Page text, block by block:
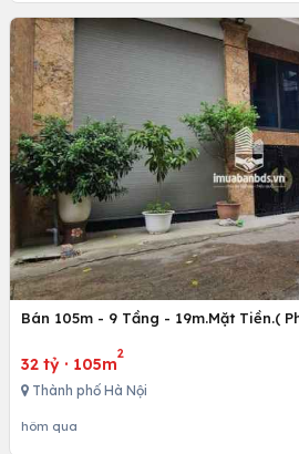
Bán 105m - 9 Tầng - 19m.Mặt Tiền.(
32 tỷ · 105m
2
Thành phố Hà Nội
hôm qua